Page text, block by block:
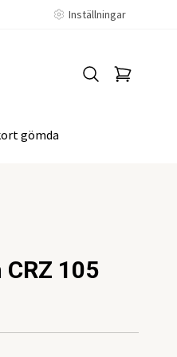
Inställningar
gömda
105